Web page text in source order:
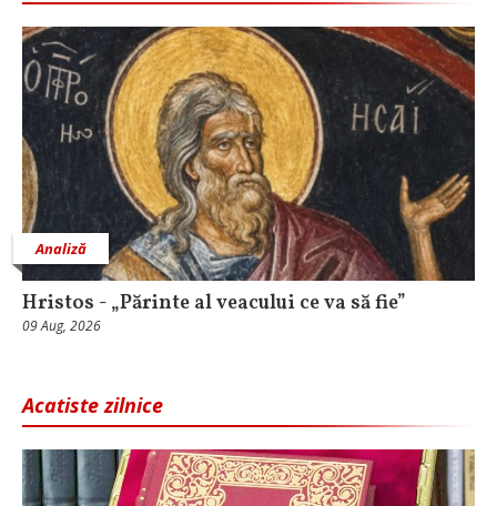
Analiză
Hristos - „Părinte al veacului ce va să fie”
09 Aug, 2026
Acatiste zilnice